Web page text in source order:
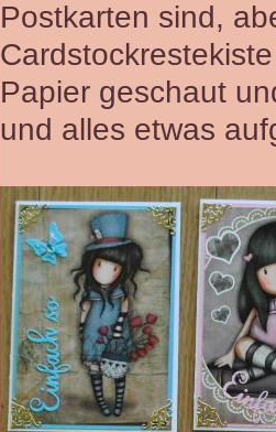
Postkarten sind,
Papier geschaut
und alles etwas